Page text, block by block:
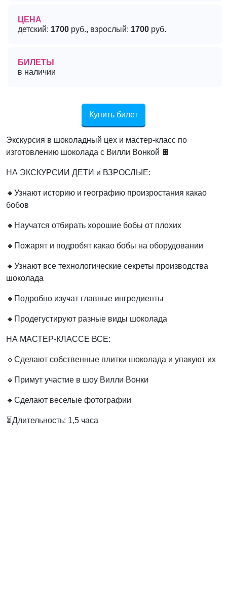
ЦЕНА
детский: 1700 руб., взрослый: 1700 руб.
БИЛЕТЫ
в наличии
Купить билет
Экскурсия в шоколадный цех и мастер-класс по
изготовлению шоколада с Вилли Вонкой 🍫
НА ЭКСКУРСИИ ДЕТИ и ВЗРОСЛЫЕ:
🔸Узнают историю и географию произростания какао
бобов
🔸Научатся отбирать хорошие бобы от плохих
🔸Пожарят и подробят какао бобы на оборудовании
🔸Узнают все технологические секреты производства
шоколада
🔸Подробно изучат главные ингредиенты
🔸Продегустируют разные виды шоколада
НА МАСТЕР-КЛАССЕ ВСЕ:
🔹Сделают собственные плитки шоколада и упакуют их
🔹Примут участие в шоу Вилли Вонки
🔹Сделают веселые фотографии
⏳Длительность: 1,5 часа